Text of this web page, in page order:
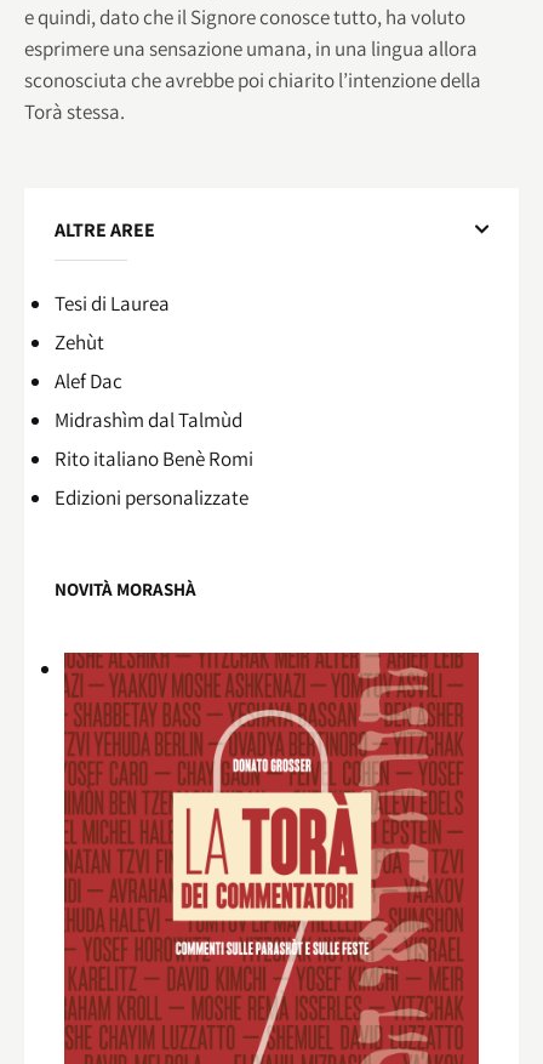
e quindi, dato che il Signore conosce tutto, ha voluto
esprimere una sensazione umana, in una lingua allora
sconosciuta che avrebbe poi chiarito l’intenzione della
Torà stessa.
ALTRE AREE
Tesi di Laurea
Zehùt
Alef Dac
Midrashìm dal Talmùd
Rito italiano Benè Romi​
Edizioni personalizzate
NOVITÀ MORASHÀ